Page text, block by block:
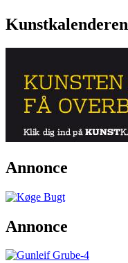
Kunstkalenderen
Annonce
Annonce